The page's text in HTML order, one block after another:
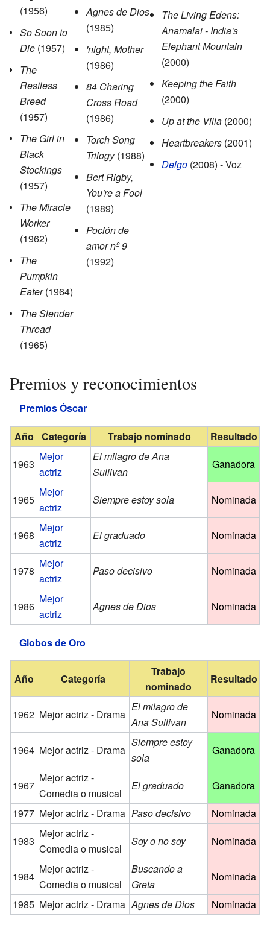
(1956)
So Soon to
Die (1957)
The
Restless
Breed
(1957)
The Girl in
Black
Stockings
(1957)
The Miracle
Worker
(1962)
The
Pumpkin
Eater(1964)
The Slender
Thread
(1965)
Agnes de Dios
(1985)
'night, Mother
(1986)
84 Charing
Cross Road
(1986)
Torch Song
Trilogy(1988)
Bert Rigby,
You're a Fool
(1989)
Poción de
amor nº 9
(1992)
The Living Edens:
Anamalai - India's
Elephant Mountain
(2000)
Keeping the Faith
(2000)
Up at the Villa (2000)
Heartbreakers (2001)
Delgo (2008) - Voz
Premios y reconocimientos
Premios Óscar
Año Categoría Trabajo nominado
Resultado
1963
Mejor
actriz
El milagro de Ana
Sullivan
Ganadora
1965
Mejor
actriz
Siempre estoy sola Nominada
1968
Mejor
actriz
El graduado Nominada
1978
Mejor
actriz
Paso decisivo Nominada
1986
Mejor
actriz
Agnes de Dios Nominada
Globos de Oro
Año Categoría
Trabajo
nominado
Resultado
1962 Mejor actriz - Drama
El milagro de
Ana Sullivan
Nominada
1964 Mejor actriz - Drama
Siempre estoy
sola
Ganadora
1967
Mejor actriz -
Comedia o musical
El graduado
Ganadora
1977 Mejor actriz - Drama Paso decisivo
Nominada
1983
Mejor actriz -
Comedia o musical
Soy o no soy Nominada
1984
Mejor actriz -
Comedia o musical
Buscando a
Greta
Nominada
1985 Mejor actriz - Drama Agnes de Dios Nominada